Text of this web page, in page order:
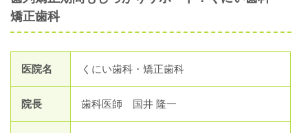
矯正歯科
医院名 くにい歯科・矯正歯科
院長 歯科医師 国井 隆一